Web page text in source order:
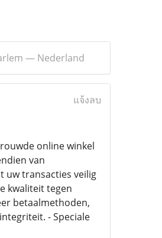
— Nederland
แจ้งลบ
online winkel
van
uw transacties veilig
kwaliteit tegen
betaalmethoden,
- Speciale